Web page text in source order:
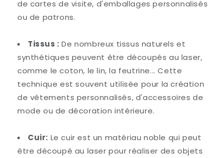
de cartes de visite, d'emballages personnalisés
ou de patrons.
Tissus : De nombreux tissus naturels et
synthétiques peuvent être découpés au laser,
comme le coton, le lin, la feutrine... Cette
technique est souvent utilisée pour la création
de vêtements personnalisés, d'accessoires de
mode ou de décoration intérieure.
Cuir: Le cuir est un matériau noble qui peut
être découpé au laser pour réaliser des objets